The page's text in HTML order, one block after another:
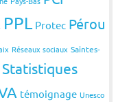
PPL Protec Pérou
Réseaux sociaux Saintes-
Statistiques
témoignage Unesco